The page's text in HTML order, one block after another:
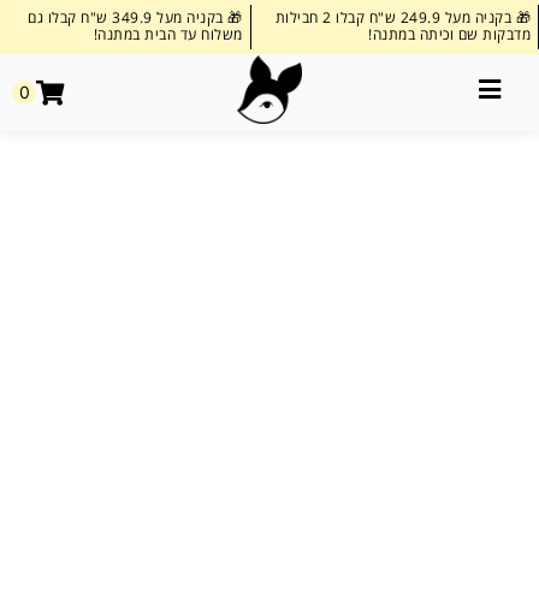
🎁 בקניה מעל 249.9 ש"ח קבלו 2 חבילות
מדבקות שם וכיתה במתנה!
🎁 בקניה מעל 349.9 ש"ח קבלו גם
משלוח עד הבית במתנה!
0